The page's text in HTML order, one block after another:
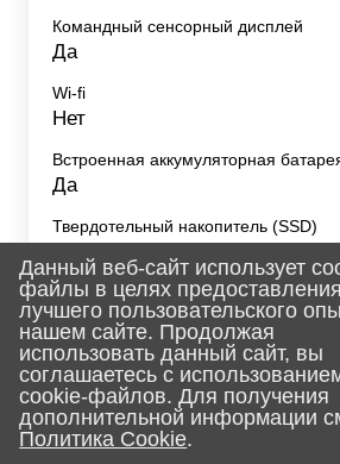
Командный сенсорный дисплей
Да
Wi-fi
Нет
Встроенная аккумуляторная
Да
Твердотельный накопитель (SSD)
Рекомендуемые
Главная Поиск Корзина
Данный веб-сайт использует
файлы в целях
лучшего пользовательского
нашем сайте. Продолжая
использовать данный сайт, вы
соглашаетесь с
cookie-файлов. Для получения
дополнительной информации
Политика Cookie.